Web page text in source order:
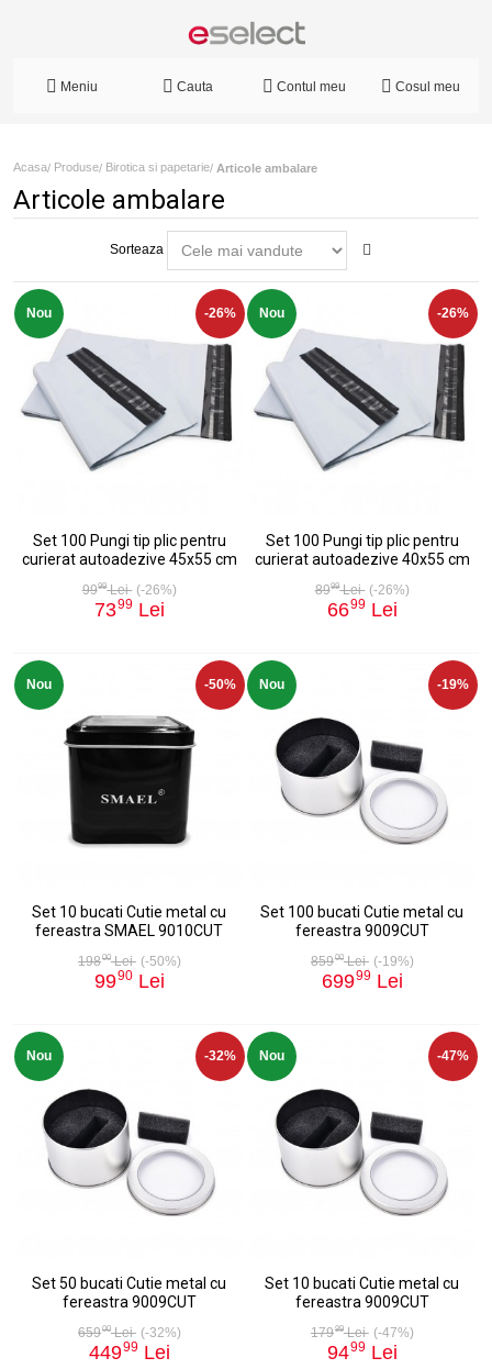
Meniu Cauta Contul meu Cosul meu
Acasa/ Produse/ Birotica si papetarie/ Articole ambalare
Articole ambalare
Sorteaza
Nou -26%
Set 100 Pungi tip plic pentru
curierat autoadezive 45x55 cm
9999Lei (-26%)
7399 Lei
Nou -26%
Set 100 Pungi tip plic pentru
curierat autoadezive 40x55 cm
8999Lei (-26%)
6699 Lei
Nou -50%
Set 10 bucati Cutie metal cu
fereastra SMAEL 9010CUT
19800Lei (-50%)
9990 Lei
Nou -19%
Set 100 bucati Cutie metal cu
fereastra 9009CUT
85900Lei (-19%)
69999 Lei
Nou -32%
Set 50 bucati Cutie metal cu
fereastra 9009CUT
65900Lei (-32%)
44999 Lei
Nou -47%
Set 10 bucati Cutie metal cu
fereastra 9009CUT
17999Lei (-47%)
9499 Lei